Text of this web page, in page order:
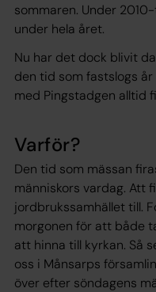
sommaren. Under
under hela året.
Nu har det dock blivit
den tid som fastslogs år
med Pingstadgen alltid
Varför?
Den tid som mässan
människors vardag. Att
jordbrukssamhället till.
morgonen för att både
att hinna till kyrkan. Så
oss i Månsarps
över efter söndagens